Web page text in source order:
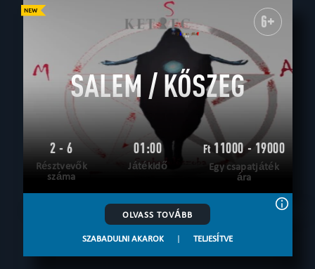
6+
SALEM / KŐSZEG
2 - 6
Résztvevők
száma
01:00
Játékidő
Ft11000 - 19000
Egy csapatjáték
ára
OLVASS TOVÁBB
SZABADULNI AKAROK | TELJESÍTVE